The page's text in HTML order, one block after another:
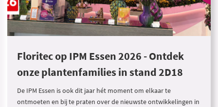
Floritec op IPM Essen 2026 - Ontdek
onze plantenfamilies in stand 2D18
De IPM Essen is ook dit jaar hét moment om elkaar te
ontmoeten en bij te praten over de nieuwste ontwikkelingen in